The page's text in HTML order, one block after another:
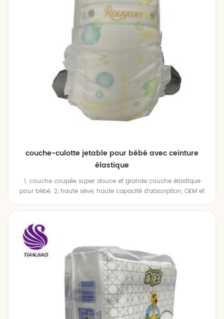
couche-culotte jetable pour bébé avec ceinture
élastique
1. couche coupée super douce et grande couche élastique
pour bébé. 2, haute sève, haute capacité d'absorption, OEM et